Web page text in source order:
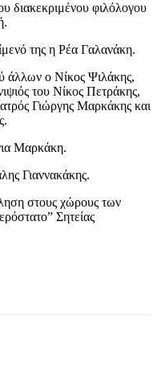
διακεκριμένου φιλόλογου
της η Ρέα Γαλανάκη.
άλλων ο Νίκος Ψιλάκης,
του Νίκος Πετράκης,
Γιώργης Μαρκάκης και
Μαρκάκη.
Γιαννακάκης.
στους χώρους των
Σητείας